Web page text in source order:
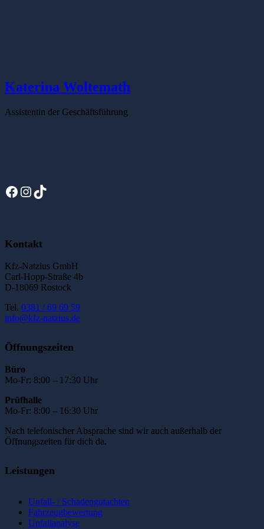
Katerina Woltemath
Assistentin der Geschäftsführung
Facebook
Instagram
TikTok
Kontakt
Kfz-Natzius GmbH
Carl-Hopp-Straße 4b
D-18069 Rostock
Tel. 0381 / 69 69 59
info@kfz-natzius.de
Öffnungszeiten
Büro
Mo-Fr: 8:00 – 17:30 Uhr
Prüfhalle
Mo-Fr: 8:00 – 16:30 Uhr
Nach telefonischer Absprache sind wir auch außerhalb der
Öffnungszeiten für dich da.
Leistungen
Unfall- / Schadengutachten
Fahrzeugbewertung
Unfallanalyse